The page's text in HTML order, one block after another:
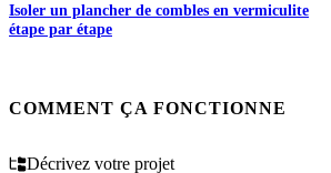
Isoler un plancher de combles en vermiculite
étape par étape
COMMENT ÇA FONCTIONNE
Décrivez votre projet